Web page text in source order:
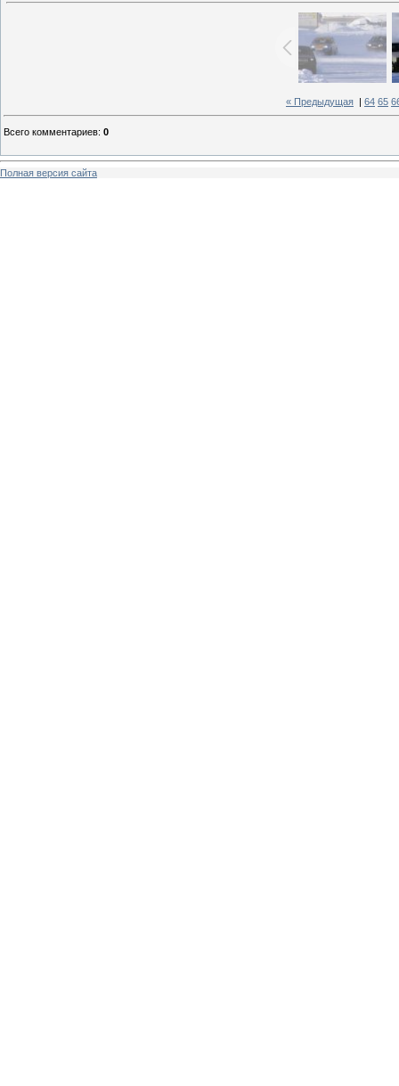
« Предыдущая 64 65
Всего комментариев: 0
Полная версия сайта